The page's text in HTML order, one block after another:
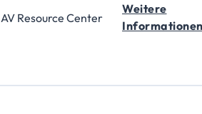
AV Resource Center
Weitere